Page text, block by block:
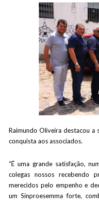
Raimundo Oliveira destacou
conquista aos associados.
“É uma grande satisfação,
colegas nossos recebendo
merecidos pelo empenho e
um Sinproesemma forte,